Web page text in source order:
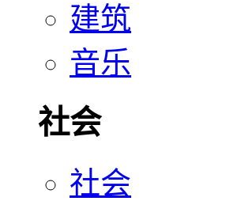
建筑
音乐
社会
社会